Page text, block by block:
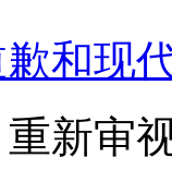
和现
新审